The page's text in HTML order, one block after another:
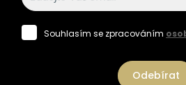
Souhlasím se zpracováním
Odebírat